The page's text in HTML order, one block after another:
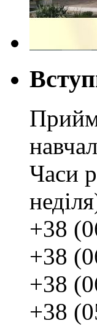
Часи
+38
+38
+38
+38